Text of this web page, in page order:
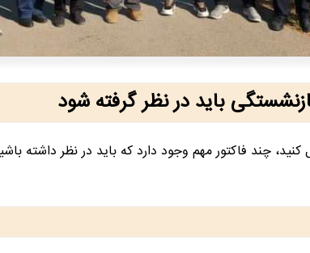
باید در نظر گرفته شود
چند فاکتور مهم وجود دارد که باید در نظر داشته